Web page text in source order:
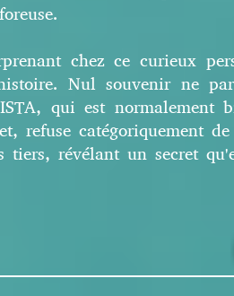
chez ce curieux
Nul souvenir ne
qui est normalement
refuse catégoriquement
tiers, révélant un secret